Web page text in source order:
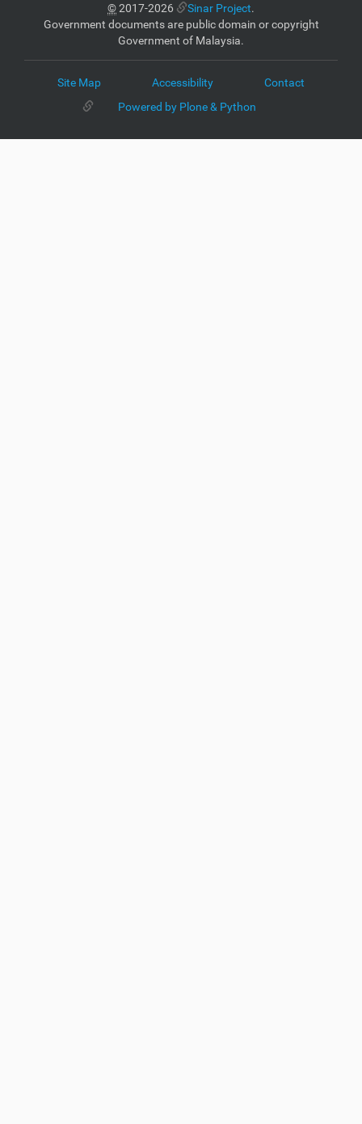
©2017-2026 Sinar Project.
Government documents are public domain or copyright
Government of Malaysia.
Site Map Accessibility
Contact
Powered by Plone & Python